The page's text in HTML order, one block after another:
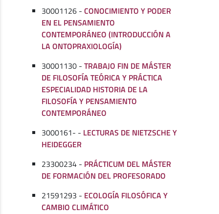
30001126 -CONOCIMIENTO Y PODER
EN EL PENSAMIENTO
CONTEMPORÁNEO (INTRODUCCIÓN A
LA ONTOPRAXIOLOGÍA)
30001130 -TRABAJO FIN DE MÁSTER
DE FILOSOFÍA TEÓRICA Y PRÁCTICA
ESPECIALIDAD HISTORIA DE LA
FILOSOFÍA Y PENSAMIENTO
CONTEMPORÁNEO
3000161- - LECTURAS DE NIETZSCHE Y
HEIDEGGER
23300234 - PRÁCTICUM DEL MÁSTER
DE FORMACIÓN DEL PROFESORADO
21591293 - ECOLOGÍA FILOSÓFICA Y
CAMBIO CLIMÁTICO